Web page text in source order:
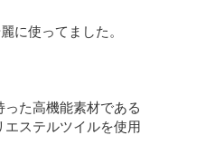
に使ってました。
た高機能素材である
ステルツイルを使用